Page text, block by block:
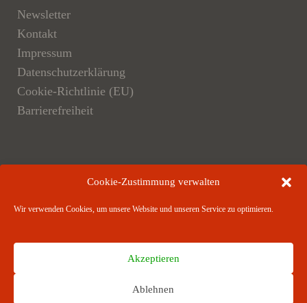
Cookie-Zustimmung verwalten
Wir verwenden Cookies, um unsere Website und unseren Service zu optimieren.
Akzeptieren
Ablehnen
Newsletter
Kontakt
Impressum
Datenschutzerklärung
Cookie-Richtlinie (EU)
Barrierefreiheit